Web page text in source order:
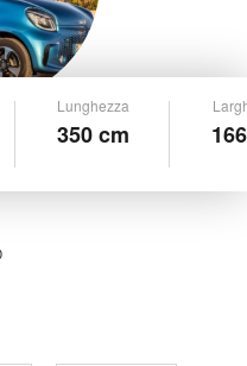
Lunghezza
350 cm